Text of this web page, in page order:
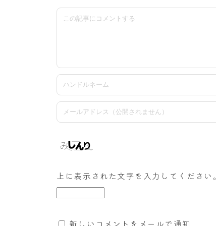
上に表示された文字を入力してください。
新しいコメントをメールで通知